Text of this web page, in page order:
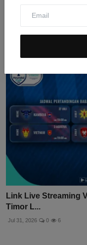
Tidak Ada Pramusim
Jul 31, 2026
Link Live Streaming
Timor L...
Jul 31, 2026 0 6